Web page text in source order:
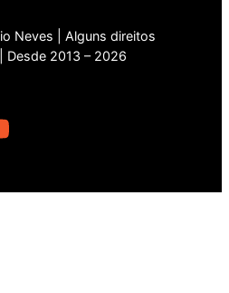
Neves | Alguns direitos
Desde 2013 – 2026